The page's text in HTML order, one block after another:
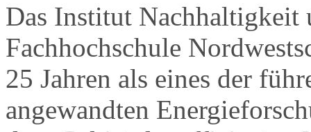
Das Institut Nachhaltigkeit
Fachhochschule
25 Jahren als eines der
angewandten